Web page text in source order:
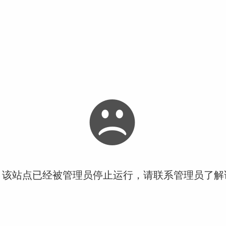
站点已经被管理员停止运行，请联系管理员了